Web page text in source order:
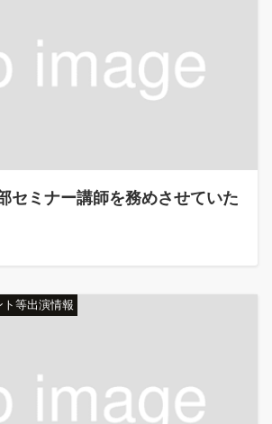
セミナー講師を務めさせていた
ト等出演情報